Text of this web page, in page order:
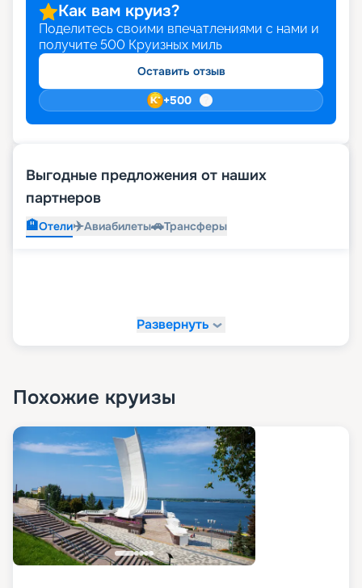
Как вам круиз?
Поделитесь своими впечатлениями с нами и
получите 500 Круизных миль
Оставить отзыв
+500
Выгодные предложения от наших
партнеров
🏨Отели✈️Авиабилеты🚗Трансферы
Развернуть
Похожие круизы